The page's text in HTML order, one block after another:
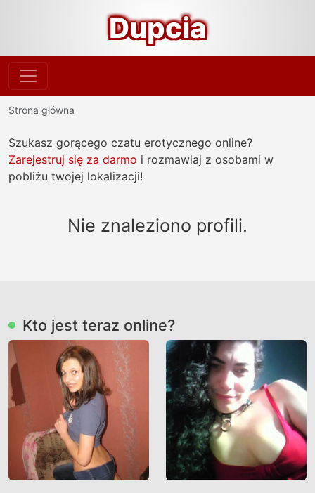
Dupcia
Strona główna
Szukasz gorącego czatu erotycznego online?
Zarejestruj się za darmo i rozmawiaj z osobami w
pobliżu twojej lokalizacji!
Nie znaleziono profili.
Kto jest teraz online?